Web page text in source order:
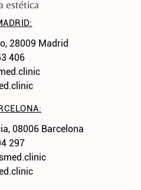
28009 Madrid
406
08006 Barcelona
297